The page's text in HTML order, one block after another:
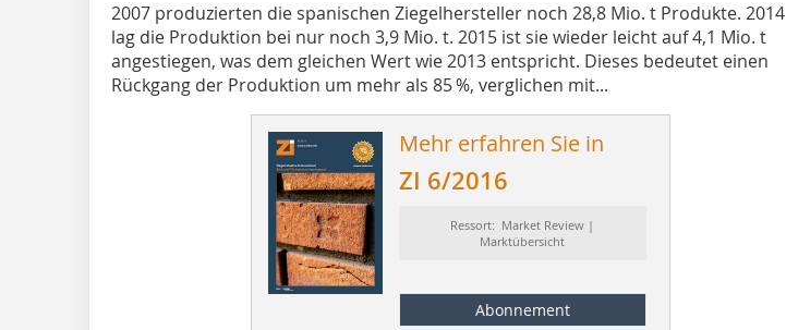
2007 produzierten die spanischen Ziegelhersteller noch 28,8 Mio. t Produkte. 2014
lag die Produktion bei nur noch 3,9 Mio. t. 2015 ist sie wieder leicht auf 4,1 Mio. t
angestiegen, was dem gleichen Wert wie 2013 entspricht. Dieses bedeutet einen
Rückgang der Produktion um mehr als 85 %, verglichen mit...
Mehr erfahren Sie in
ZI 6/2016
Ressort: Market Review |
Marktübersicht
Abonnement